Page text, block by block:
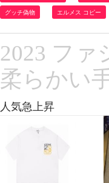
グッチ偽物 エルメス コピー
2023 フ
柔らかい
人気急上昇